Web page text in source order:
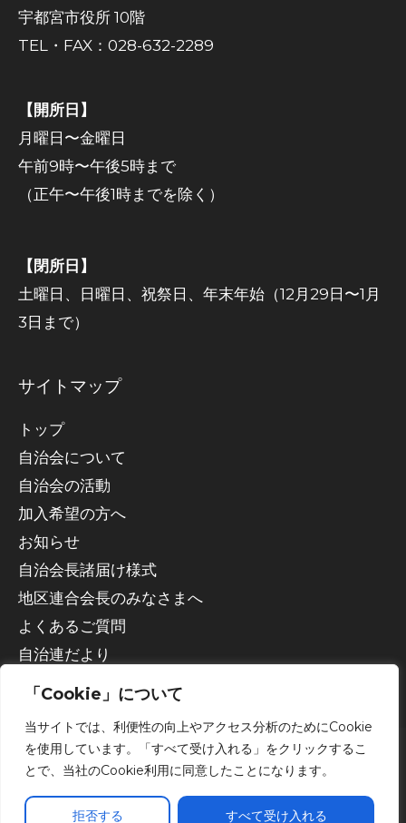
「Cookie」について
当サイトでは、利便性の向上やアクセス分析のためにCookie
を使用しています。「すべて受け入れる」をクリックするこ
とで、当社のCookie利用に同意したことになります。
拒否する すべて受け入れる
宇都宮市役所 10階
TEL・FAX：028-632-2289
【開所日】
月曜日〜金曜日
午前9時〜午後5時まで
（正午〜午後1時までを除く）
【閉所日】
土曜日、日曜日、祝祭日、年末年始（12月29日〜1月
3日まで）
サイトマップ
トップ
自治会について
自治会の活動
加入希望の方へ
お知らせ
自治会長諸届け様式
地区連合会長のみなさまへ
よくあるご質問
自治連だより